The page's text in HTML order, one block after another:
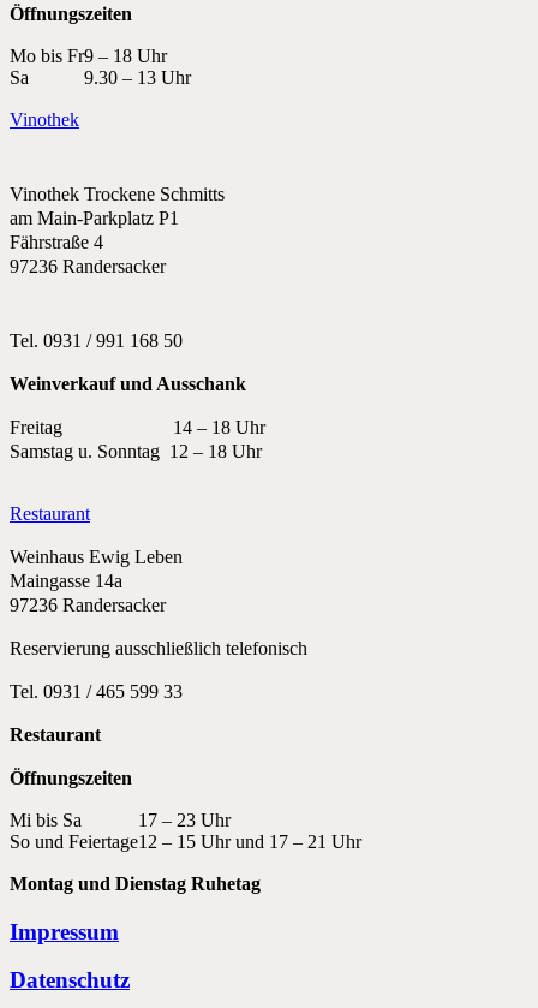
Öffnungszeiten
Mo bis Fr9 – 18 Uhr
Sa
9.30 – 13 Uhr
Vinothek
Vinothek Trockene Schmitts
am Main-Parkplatz P1
Fährstraße 4
97236 Randersacker
Tel. 0931 / 991 168 50
Weinverkauf und Ausschank
Freitag 14 – 18 Uhr
Samstag u. Sonntag 12 – 18 Uhr
Restaurant
Weinhaus Ewig Leben
Maingasse 14a
97236 Randersacker
Reservierung ausschließlich telefonisch
Tel. 0931 / 465 599 33
Restaurant
Öffnungszeiten
Mi bis Sa
17 – 23 Uhr
So und Feiertage12 – 15 Uhr und 17 – 21 Uhr
Montag und Dienstag Ruhetag
Impressum
Datenschutz